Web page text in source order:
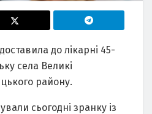
до лікарні 45-
села Великі
району.
сьогодні зранку із